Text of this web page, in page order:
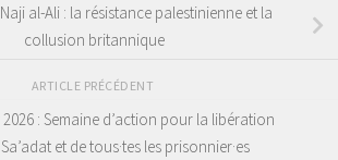
al-Ali : la résistance palestinienne et la
collusion britannique
ARTICLE PRÉCÉDENT
: Semaine d’action pour la libération
et de tous·tes les prisonnier·es